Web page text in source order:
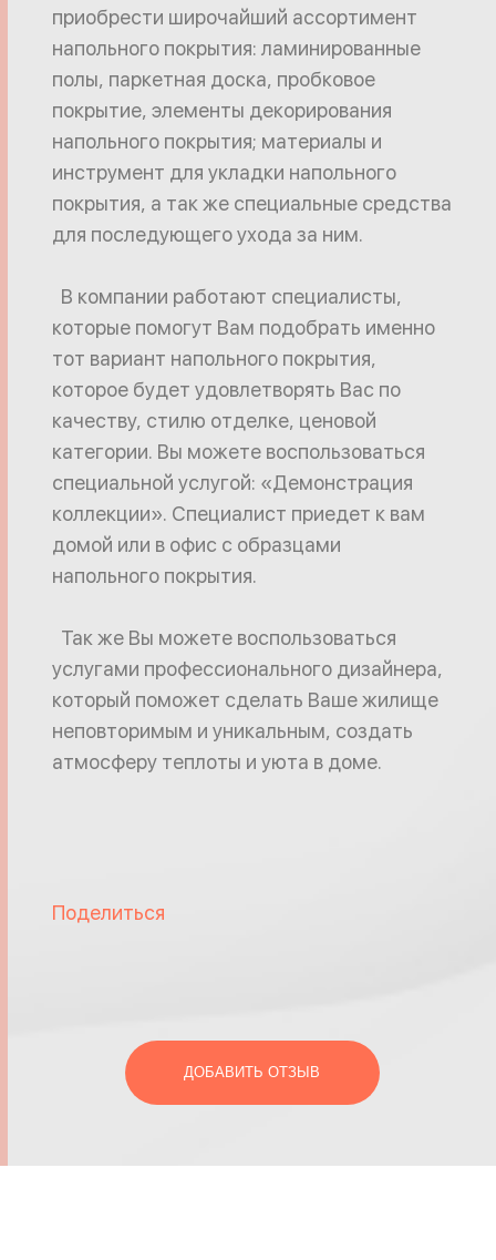
приобрести широчайший ассортимент
напольного покрытия: ламинированные
полы, паркетная доска, пробковое
покрытие, элементы декорирования
напольного покрытия; материалы и
инструмент для укладки напольного
покрытия, а так же специальные средства
для последующего ухода за ним.
В компании работают специалисты,
которые помогут Вам подобрать именно
тот вариант напольного покрытия,
которое будет удовлетворять Вас по
качеству, стилю отделке, ценовой
категории. Вы можете воспользоваться
специальной услугой: «Демонстрация
коллекции». Специалист приедет к вам
домой или в офис с образцами
напольного покрытия.
Так же Вы можете воспользоваться
услугами профессионального дизайнера,
который поможет сделать Ваше жилище
неповторимым и уникальным, создать
атмосферу теплоты и уюта в доме.
Поделиться
ДОБАВИТЬ ОТЗЫВ